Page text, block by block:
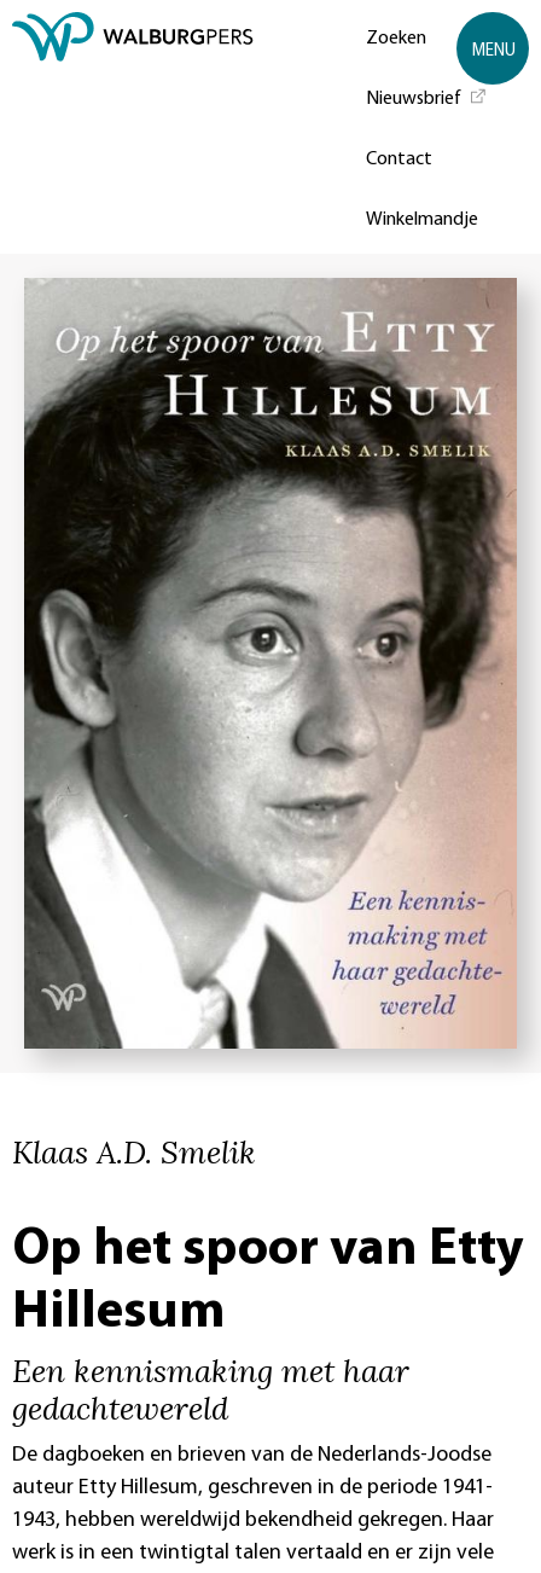
Zoeken
Nieuwsbrief
Contact
Winkelmandje
MENU
Klaas A.D. Smelik
Op het spoor van Etty
Hillesum
Een kennismaking met haar
gedachtewereld
De dagboeken en brieven van de Nederlands-Joodse
auteur Etty Hillesum, geschreven in de periode 1941-
1943, hebben wereldwijd bekendheid gekregen. Haar
werk is in een twintigtal talen vertaald en er zijn vele